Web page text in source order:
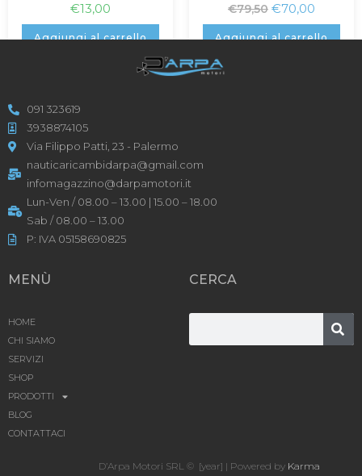
€13,00
Aggiungi al carrello
€79,50 €70,00
Aggiungi al carrello
091 323619
3938874105
Via Filippo Patti, 23 - Palermo
nauticaricambidarpa@gmail.com
infomagazzino@darpamotori.it
Lun-Ven / 08.00 – 13.00 | 15.00 – 18.00
Sab / 08.00 – 13.00
P: IVA 05158690825
MENÙ
HOME
CHI SIAMO
SERVIZI
SHOP
PRODOTTI
BLOG
CONTATTACI
CERCA
D’Arpa Motori SRL © [year] | Powered by Karma